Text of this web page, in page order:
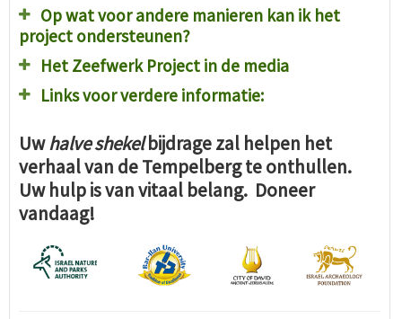
Op wat voor andere manieren kan ik het
project ondersteunen?
Het Zeefwerk Project in de media
Links voor verdere informatie:
Uwhalve shekelbijdrage zal helpen het
verhaal van de Tempelberg te onthullen.
Uw hulp is van vitaal belang. Doneer
vandaag!